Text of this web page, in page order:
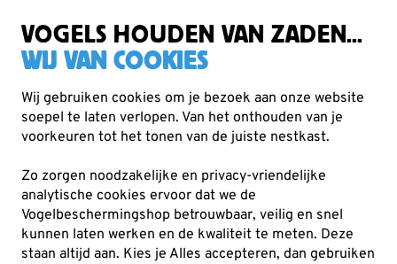
VOGELS HOUDEN VAN ZADEN...
WIJ VAN COOKIES
Wij gebruiken cookies om je bezoek aan onze website
soepel te laten verlopen. Van het onthouden van je
voorkeuren tot het tonen van de juiste nestkast.
Zo zorgen noodzakelijke en privacy-vriendelijke
analytische cookies ervoor dat we de
Vogelbeschermingshop betrouwbaar, veilig en snel
kunnen laten werken en de kwaliteit te meten. Deze
staan altijd aan. Kies je Alles accepteren, dan gebruiken
Voederhuisjes & -silo's Voedertafels